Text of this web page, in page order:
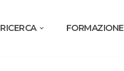
RICERCA FORMAZIONE